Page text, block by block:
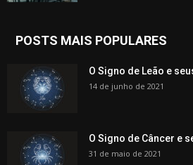
POSTS MAIS POPULARES
O Signo de Leão e
14 de junho de 2021
O Signo de Câncer e
31 de maio de 2021